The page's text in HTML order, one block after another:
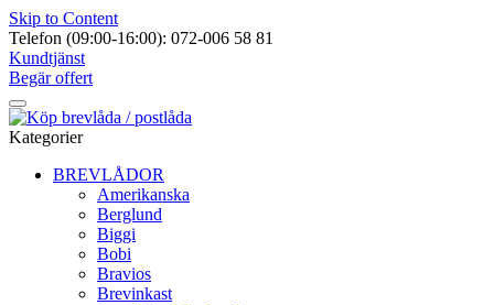
Skip to Content
Telefon (09:00-16:00): 072-006 58 81
Kundtjänst
Begär offert
Kategorier
BREVLÅDOR
Amerikanska
Berglund
Biggi
Bobi
Bravios
Brevinkast